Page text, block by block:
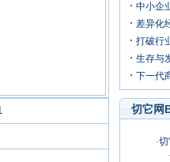
中小企
差异化
打破行
生存与
下一代
切它网
·切
·